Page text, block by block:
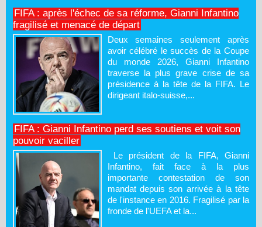
FIFA : après l'échec de sa réforme, Gianni Infantino
fragilisé et menacé de départ
Deux semaines seulement après
avoir célébré le succès de la Coupe
du monde 2026, Gianni Infantino
traverse la plus grave crise de sa
présidence à la tête de la FIFA. Le
dirigeant italo-suisse,...
FIFA : Gianni Infantino perd ses soutiens et voit son
pouvoir vaciller
Le président de la FIFA, Gianni
Infantino, fait face à la plus
importante contestation de son
mandat depuis son arrivée à la tête
de l'instance en 2016. Fragilisé par la
fronde de l'UEFA et la...